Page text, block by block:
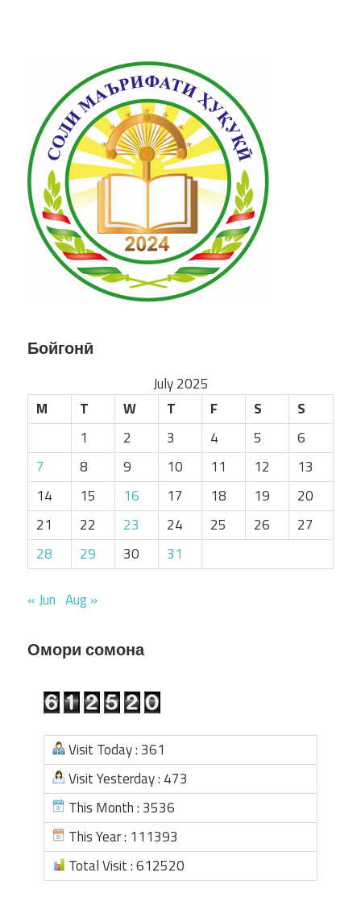
Бойгонӣ
July 2025
M
T W T F S
S
1
2 3 4 5
6
7
8 9 10 11 12
13
14
15 16 17 18 19
20
21
22 23 24 25 26
27
28
29 30 31
« Jun Aug »
Омори сомона
Visit Today : 361
Visit Yesterday : 473
This Month : 3536
This Year : 111393
Total Visit : 612520